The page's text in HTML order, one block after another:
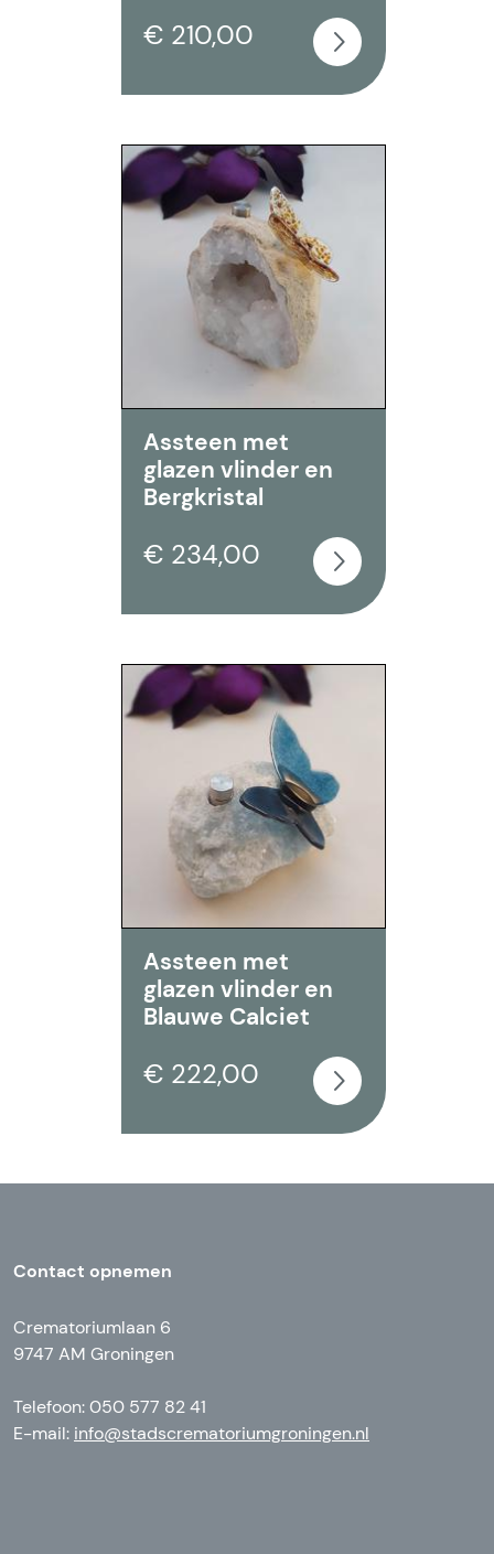
€ 210,00
Assteen met
glazen vlinder en
Bergkristal
€ 234,00
Assteen met
glazen vlinder en
Blauwe Calciet
€ 222,00
Contact opnemen
Crematoriumlaan 6
9747 AM Groningen
Telefoon: 050 577 82 41
E-mail: info@stadscrematoriumgroningen.nl